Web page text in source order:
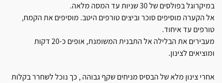
במיקרוגל בפולסים של 30 שניות עד המסה מלאה.
אל הקערה מוסיפים סוכר וביצים טורפים היטב. מוסיפים את הקמח,
טורפים עד איחוד.
מעבירים את הבלילה אל התבנית המשומנת, אופים כ-20 דקות
ומוציאים לצינון.
אחרי צינון מלא של הבסיס מניחים שקף גבוהה , כך נוכל לשחרר בקלות